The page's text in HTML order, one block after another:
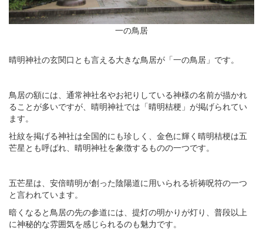
一の鳥居
晴明神社の玄関口とも言える大きな鳥居が「一の鳥居」です。
鳥居の額には、通常神社名やお祀りしている神様の名前が描かれ
ることが多いですが、晴明神社では「晴明桔梗」が掲げられてい
ます。
社紋を掲げる神社は全国的にも珍しく、金色に輝く晴明桔梗は五
芒星とも呼ばれ、晴明神社を象徴するものの一つです。
五芒星は、安倍晴明が創った陰陽道に用いられる祈祷呪符の一つ
と言われています。
暗くなると鳥居の先の参道には、提灯の明かりが灯り、普段以上
に神秘的な雰囲気を感じられるのも魅力です。